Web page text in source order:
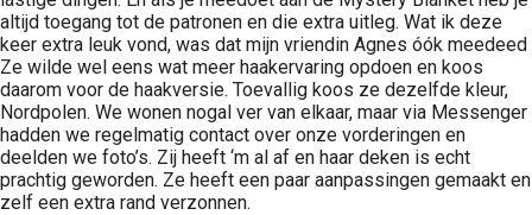
altijd toegang tot de patronen en die extra uitleg. Wat ik deze
keer extra leuk vond, was dat mijn vriendin Agnes óók meedeed
Ze wilde wel eens wat meer haakervaring opdoen en koos
daarom voor de haakversie. Toevallig koos ze dezelfde kleur,
Nordpolen. We wonen nogal ver van elkaar, maar via Messenger
hadden we regelmatig contact over onze vorderingen en
deelden we foto’s. Zij heeft ‘m al af en haar deken is echt
prachtig geworden. Ze heeft een paar aanpassingen gemaakt en
zelf een extra rand verzonnen.